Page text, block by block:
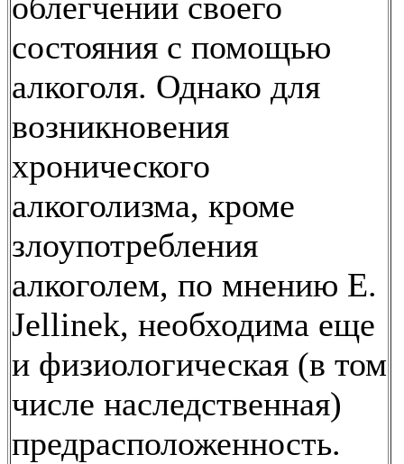
облегчении своего
состояния с помощью
алкоголя. Однако для
возникновения
хронического
алкоголизма, кроме
злоупотребления
алкоголем, по мнению Е.
Jellinek, необходима еще
и физиологическая (в том
числе наследственная)
предрасположенность.